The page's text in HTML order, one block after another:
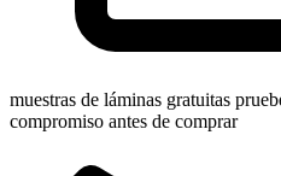
muestras de láminas gratuitas
compromiso antes de comprar